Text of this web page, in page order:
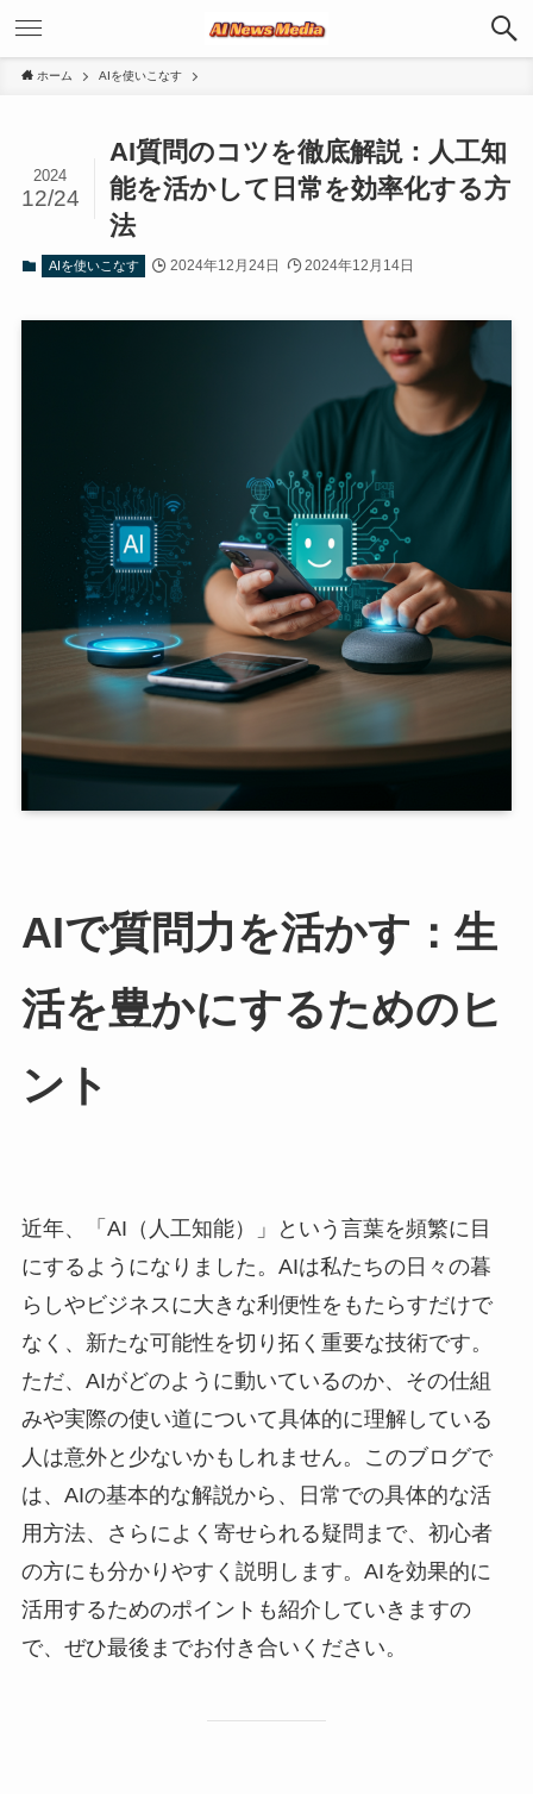
ホーム AIを使いこなす
AI質問のコツを徹底解説：人工知
能を活かして日常を効率化する方
法
2024
12/24
AIを使いこなす 2024年12月24日 2024年12月14日
AIで質問力を活かす：生
活を豊かにするためのヒ
ント
近年、「AI（人工知能）」という言葉を頻繁に目
にするようになりました。AIは私たちの日々の暮
らしやビジネスに大きな利便性をもたらすだけで
なく、新たな可能性を切り拓く重要な技術です。
ただ、AIがどのように動いているのか、その仕組
みや実際の使い道について具体的に理解している
人は意外と少ないかもしれません。このブログで
は、AIの基本的な解説から、日常での具体的な活
用方法、さらによく寄せられる疑問まで、初心者
の方にも分かりやすく説明します。AIを効果的に
活用するためのポイントも紹介していきますの
で、ぜひ最後までお付き合いください。